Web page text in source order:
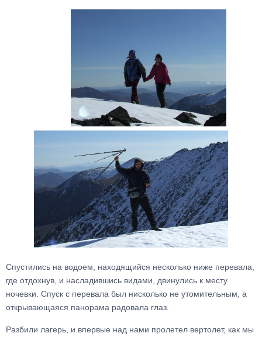
Спустились на водоем, находящийся несколько ниже перевала,
где отдохнув, и насладившись видами, двинулись к месту
ночевки. Спуск с перевала был нисколько не утомительным, а
открывающаяся панорама радовала глаз.
Разбили лагерь, и впервые над нами пролетел вертолет, как мы